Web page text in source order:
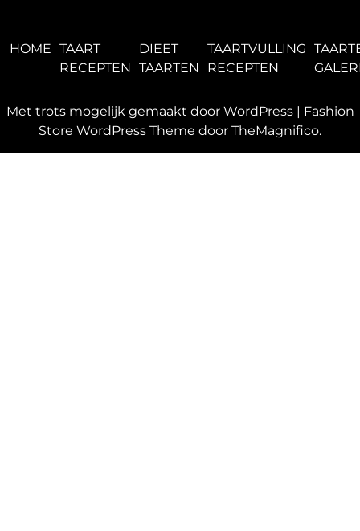
HOME TAART
RECEPTEN
DIEET
TAARTEN
TAARTVULLING
RECEPTEN
Met trots mogelijk gemaakt door WordPress | Fashion
Store WordPress Theme door TheMagnifico.